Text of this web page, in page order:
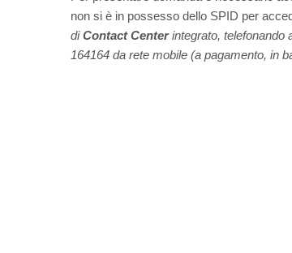
non si è in possesso dello SPID per
diContact Centerintegrato, telefonando
164164 da rete mobile (a pagamento, in